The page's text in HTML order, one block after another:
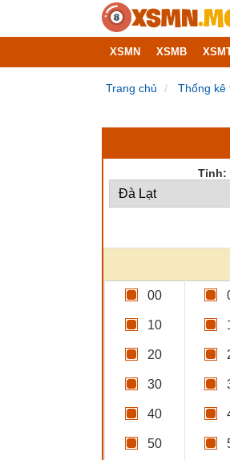
XSMN XSMB
Trang chủ Thống kê
Tỉnh:
00
10
20
30
40
50